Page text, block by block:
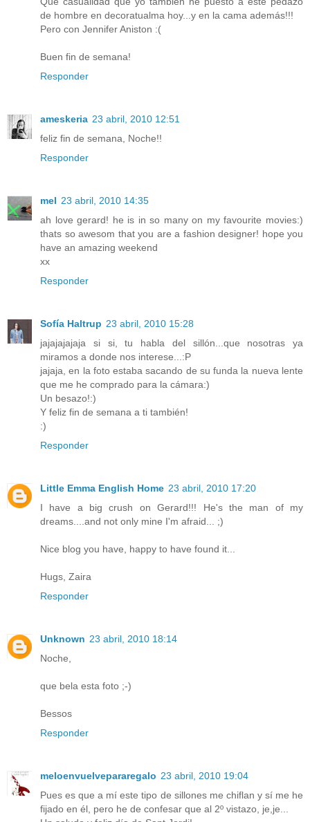
de hombre en decoratualma hoy...y en la cama además!!!
Pero con Jennifer Aniston :(
Buen fin de semana!
Responder
ameskeria 23 abril, 2010 12:51
feliz fin de semana, Noche!!
Responder
mel 23 abril, 2010 14:35
ah love gerard! he is in so many on my favourite movies:)
thats so awesom that you are a fashion designer! hope you
have an amazing weekend
xx
Responder
Sofía Haltrup 23 abril, 2010 15:28
jajajajajaja si si, tu habla del sillón...que nosotras ya
miramos a donde nos interese...:P
jajaja, en la foto estaba sacando de su funda la nueva lente
que me he comprado para la cámara:)
Un besazo!:)
Y feliz fin de semana a ti también!
:)
Responder
Little Emma English Home 23 abril, 2010 17:20
I have a big crush on Gerard!!! He's the man of my
dreams....and not only mine I'm afraid... ;)
Nice blog you have, happy to have found it...
Hugs, Zaira
Responder
Unknown 23 abril, 2010 18:14
Noche,
que bela esta foto ;-)
Bessos
Responder
meloenvuelvepararegalo 23 abril, 2010 19:04
Pues es que a mí este tipo de sillones me chiflan y sí me he
fijado en él, pero he de confesar que al 2º vistazo, je,je...